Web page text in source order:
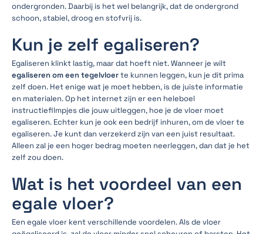
ondergronden. Daarbij is het wel belangrijk, dat de ondergrond
schoon, stabiel, droog en stofvrij is.
Kun je zelf egaliseren?
Egaliseren klinkt lastig, maar dat hoeft niet. Wanneer je wilt
egaliseren om een tegelvloerte kunnen leggen, kun je dit prima
zelf doen. Het enige wat je moet hebben, is de juiste informatie
en materialen. Op het internet zijn er een heleboel
instructiefilmpjes die jouw uitleggen, hoe je de vloer moet
egaliseren. Echter kun je ook een bedrijf inhuren, om de vloer te
egaliseren. Je kunt dan verzekerd zijn van een juist resultaat.
Alleen zal je een hoger bedrag moeten neerleggen, dan dat je het
zelf zou doen.
Wat is het voordeel van een
egale vloer?
Een egale vloer kent verschillende voordelen. Als de vloer